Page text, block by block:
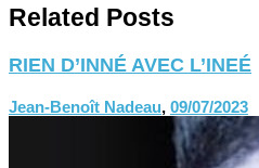
Related Posts
RIEN D’INNÉ AVEC L’INEÉ
Jean-Benoît Nadeau, 09/07/2023